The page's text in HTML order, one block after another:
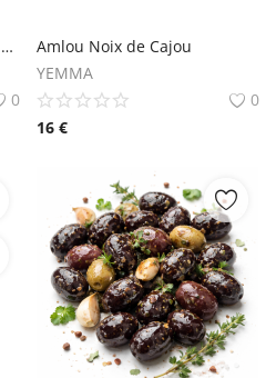
Amlou Pistache & Amande Crunchy
0
Amlou Noix de Cajou
YEMMA
0
16 €